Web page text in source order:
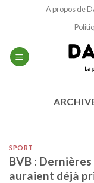
A propos de
SPORT
BVB :
auraient déjà